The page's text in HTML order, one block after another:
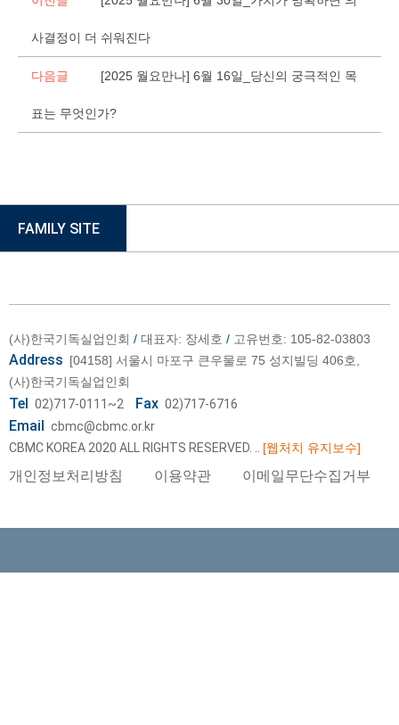
사결정이 더 쉬워진다
다음글 [2025 월요만나] 6월 16일_당신의 궁극적인 목
표는 무엇인가?
FAMILY SITE
(사)한국기독실업인회 / 대표자: 장세호 / 고유번호: 105-82-03803
Address [04158] 서울시 마포구 큰우물로 75 성지빌딩 406호,
(사)한국기독실업인회
Tel 02)717-0111~2 Fax 02)717-6716
Email cbmc@cbmc.or.kr
CBMC KOREA 2020 ALL RIGHTS RESERVED.
[웹처치 유지보수]
개인정보처리방침 이용약관 이메일무단수집거부